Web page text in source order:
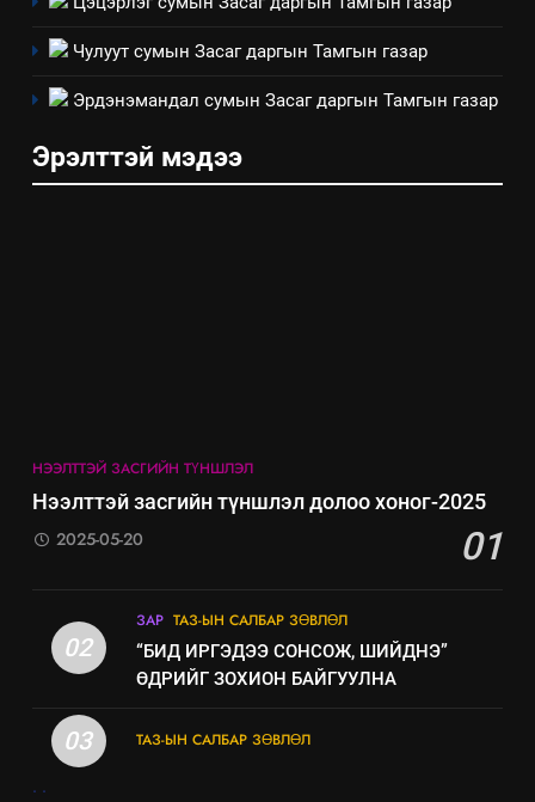
4
Төрийн албаны зөвлөлийн
зөвлөлийн 2025 оны үйл
төлөвлөгөө
ТАЗ-ЫН САЛБАР ЗӨВЛӨЛ
5
Үйл ажиллагаандаа мөрдөж
8
Мэдээлэл хариуцагчийн
үйлдвэрлэл, үйлчилгээ,
ИЛ ТОД БАЙДАЛ
Чулуут сумын Засаг даргын Тамгын газар
Эрдэнэмандал сумын Засаг даргын Тамгын газар
Эрэлттэй мэдээ
НЭЭЛТТЭЙ ЗАСГИЙН ТҮНШЛЭЛ
Нээлттэй засгийн түншлэл долоо хоног-2025
01
2025-05-20
02
ЗАР ТАЗ-ЫН САЛБАР ЗӨВЛӨЛ
“БИД ИРГЭДЭЭ СОНСОЖ, ШИЙДНЭ”
ӨДРИЙГ ЗОХИОН БАЙГУУЛНА
03 ТАЗ-ЫН САЛБАР ЗӨВЛӨЛ
. .